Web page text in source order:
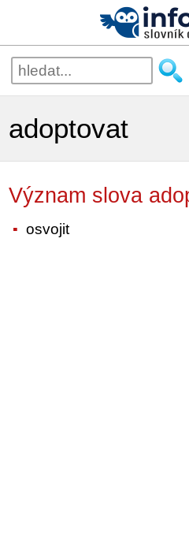
adoptovat
Význam slova
osvojit